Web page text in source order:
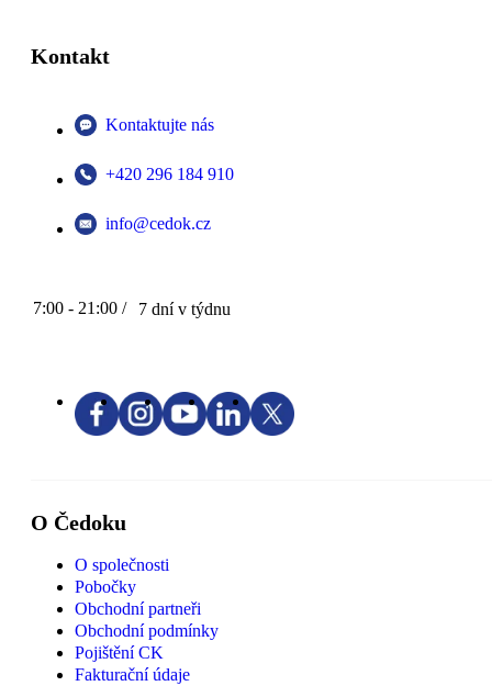
Kontakt
Kontaktujte nás
+420 296 184 910
info@cedok.cz
7:00 - 21:00 / 7 dní v týdnu
O Čedoku
O společnosti
Pobočky
Obchodní partneři
Obchodní podmínky
Pojištění CK
Fakturační údaje